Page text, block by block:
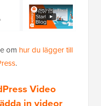
om hur du lägger till
.
Video